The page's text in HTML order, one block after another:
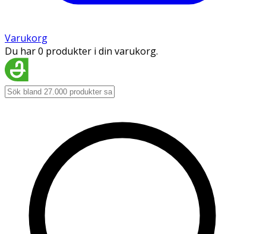
Varukorg
Du har 0 produkter i din varukorg.